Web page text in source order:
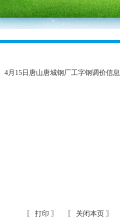
4月15日唐山唐城钢厂工字钢调价信息
〖 打印 〗 〖 关闭本页 〗